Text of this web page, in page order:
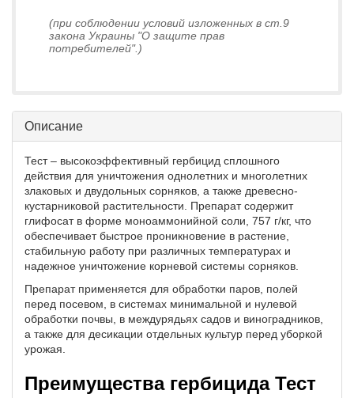
(при соблюдении условий изложенных в ст.9
закона Украины "О защите прав
потребителей".)
Описание
Тест – высокоэффективный гербицид сплошного
действия для уничтожения однолетних и многолетних
злаковых и двудольных сорняков, а также древесно-
кустарниковой растительности. Препарат содержит
глифосат в форме моноаммонийной соли, 757 г/кг, что
обеспечивает быстрое проникновение в растение,
стабильную работу при различных температурах и
надежное уничтожение корневой системы сорняков.
Препарат применяется для обработки паров, полей
перед посевом, в системах минимальной и нулевой
обработки почвы, в междурядьях садов и виноградников,
а также для десикации отдельных культур перед уборкой
урожая.
Преимущества гербицида Тест